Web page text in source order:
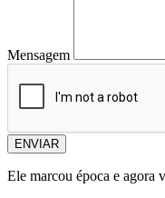
Mensagem
ENVIAR
Ele marcou época e agora